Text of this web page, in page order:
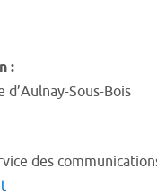
:
Sous-Bois
des